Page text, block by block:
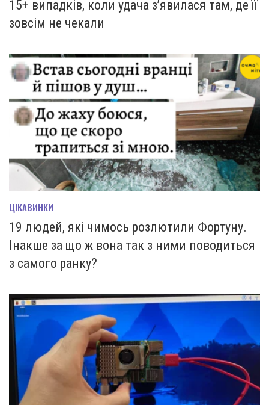
15+ випадків, коли удача з’явилася там, де її
зовсім не чекали
ЦІКАВИНКИ
19 людей, які чимось розлютили Фортуну.
Інакше за що ж вона так з ними поводиться
з самого ранку?